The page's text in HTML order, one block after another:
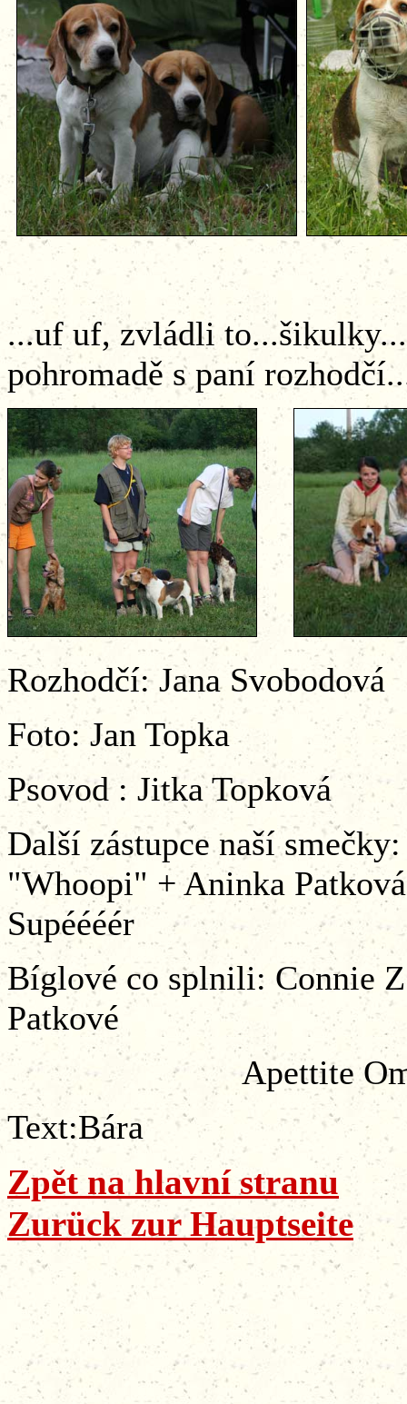
...uf uf, zvládli
pohromadě s paní
Rozhodčí: Jana Svobodová
Foto: Jan Topka
Psovod : Jitka Topková
Další zástupce naší
"Whoopi" + Aninka
Supéééér
Bíglové co splnili: Connie
Patkové
Apettite Omega
Text:Bára
Zpět na hlavní stranu
Zurück zur Hauptseite